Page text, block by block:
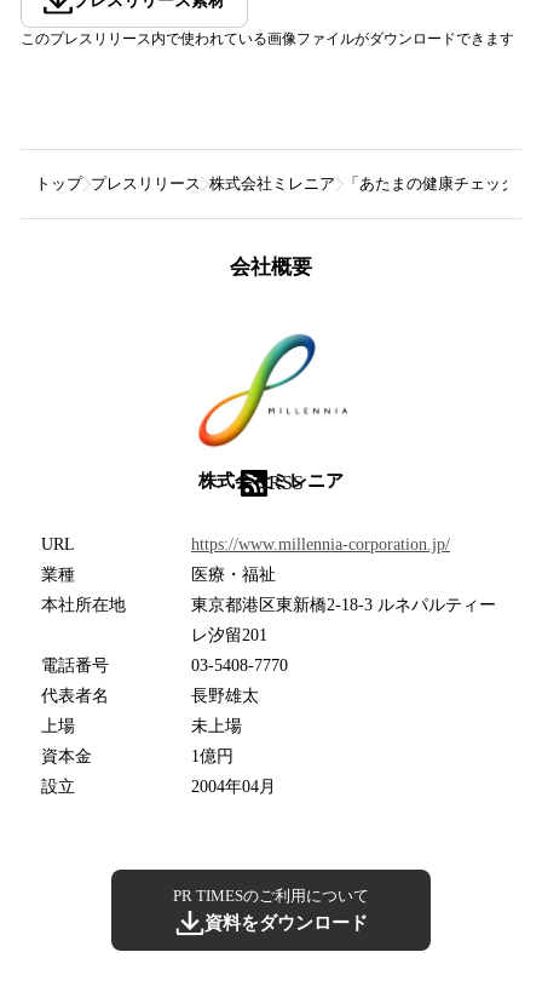
このプレスリリース内で使われている画像ファイルがダウンロードできます
トップ プレスリリース 株式会社ミレニア 「あたまの健康チェック
会社概要
株式会社ミレニア
RSS
URL
https://www.millennia-corporation.jp/
業種
医療・福祉
本社所在地
東京都港区東新橋2-18-3 ルネパルティー
レ汐留201
電話番号
03-5408-7770
代表者名
長野雄太
上場
未上場
資本金
1億円
設立
2004年04月
PR TIMESのご利用について
資料をダウンロード